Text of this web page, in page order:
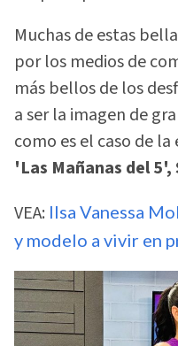
Muchas de estas
por los medios de
más bellos de los
a ser la imagen de
como es el caso de
'Las Mañanas del
VEA: Ilsa Vanessa
y modelo a vivir en